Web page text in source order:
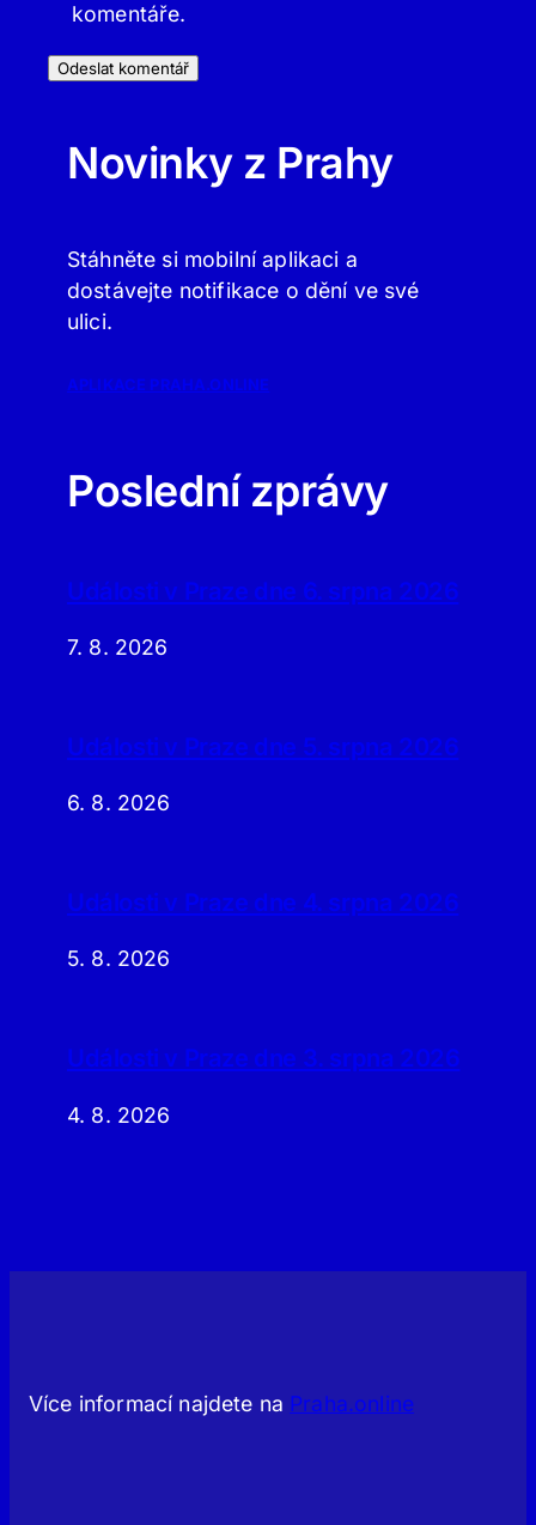
komentáře.
Novinky z Prahy
Stáhněte si mobilní aplikaci a
dostávejte notifikace o dění ve své
ulici.
APLIKACE PRAHA.ONLINE
Poslední zprávy
Události v Praze dne 6. srpna 2026
7. 8. 2026
Události v Praze dne 5. srpna 2026
6. 8. 2026
Události v Praze dne 4. srpna 2026
5. 8. 2026
Události v Praze dne 3. srpna 2026
4. 8. 2026
Více informací najdete na Praha.online